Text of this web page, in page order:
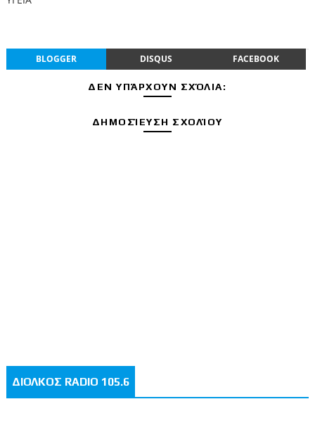
BLOGGER DISQUS FACEBOOK
ΔΕΝ ΥΠΆΡΧΟΥΝ ΣΧΌΛΙΑ:
ΔΗΜΟΣΊΕΥΣΗ ΣΧΟΛΊΟΥ
ΔΙΟΛΚΟΣ RADIO 105.6